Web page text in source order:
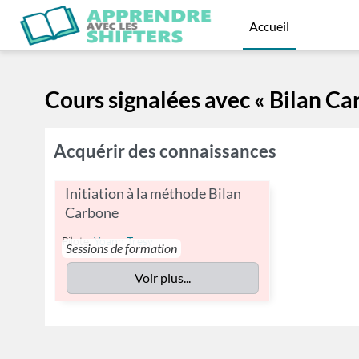
Passer au contenu principal
Accueil
Cours signalées avec « Bilan
Acquérir des connaissances
Initiation à la méthode Bilan
Carbone
Sessions de formation
Pilote:Yoann Tresy
Voir plus...